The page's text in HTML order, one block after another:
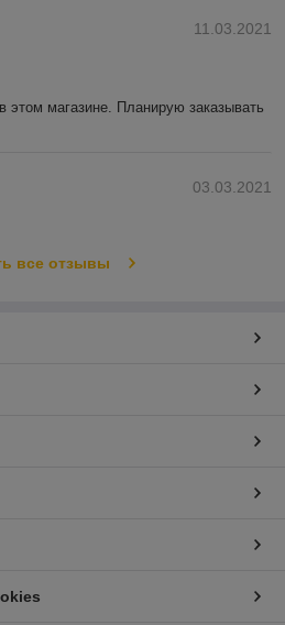
11.03.2021
этом магазине. Планирую заказывать
03.03.2021
все отзывы